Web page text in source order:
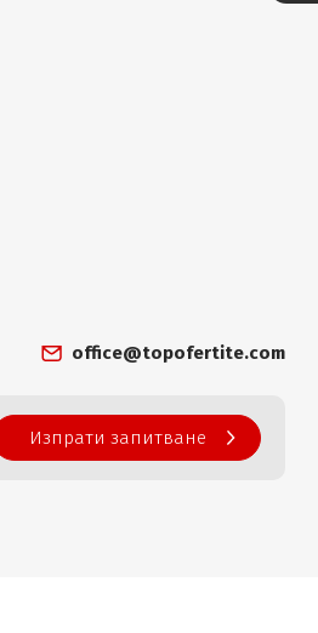
office@topofertite.com
Изпрати запитване